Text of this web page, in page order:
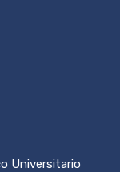
Universitario